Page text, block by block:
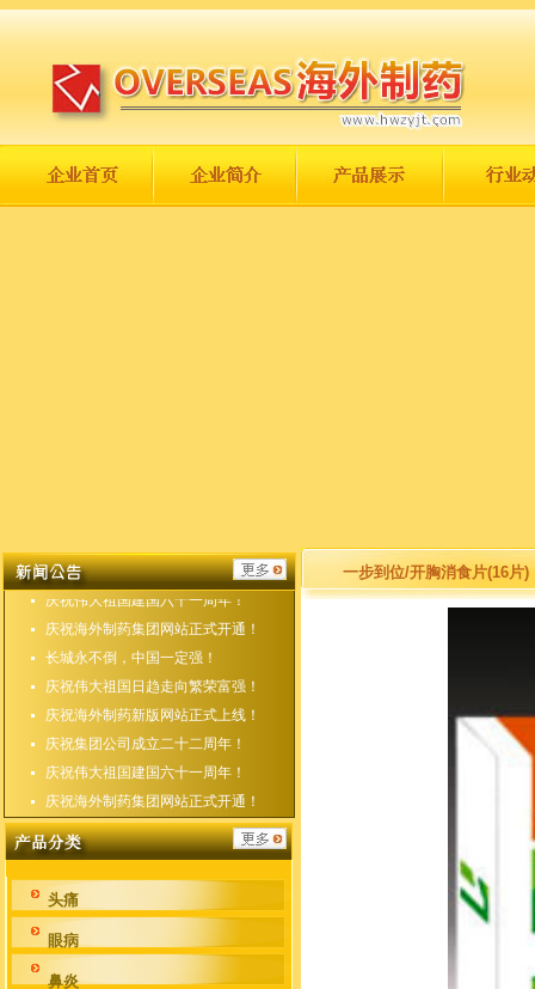
庆祝集团公司成立二十二周年！
庆祝伟大祖国建国六十一周年！
庆祝海外制药集团网站正式开通！
长城永不倒，中国一定强！
庆祝伟大祖国日趋走向繁荣富强！
庆祝海外制药新版网站正式上线！
庆祝集团公司成立二十二周年！
庆祝伟大祖国建国六十一周年！
庆祝海外制药集团网站正式开通！
头痛
眼病
鼻炎
一步到位/开胸消食片(16片)